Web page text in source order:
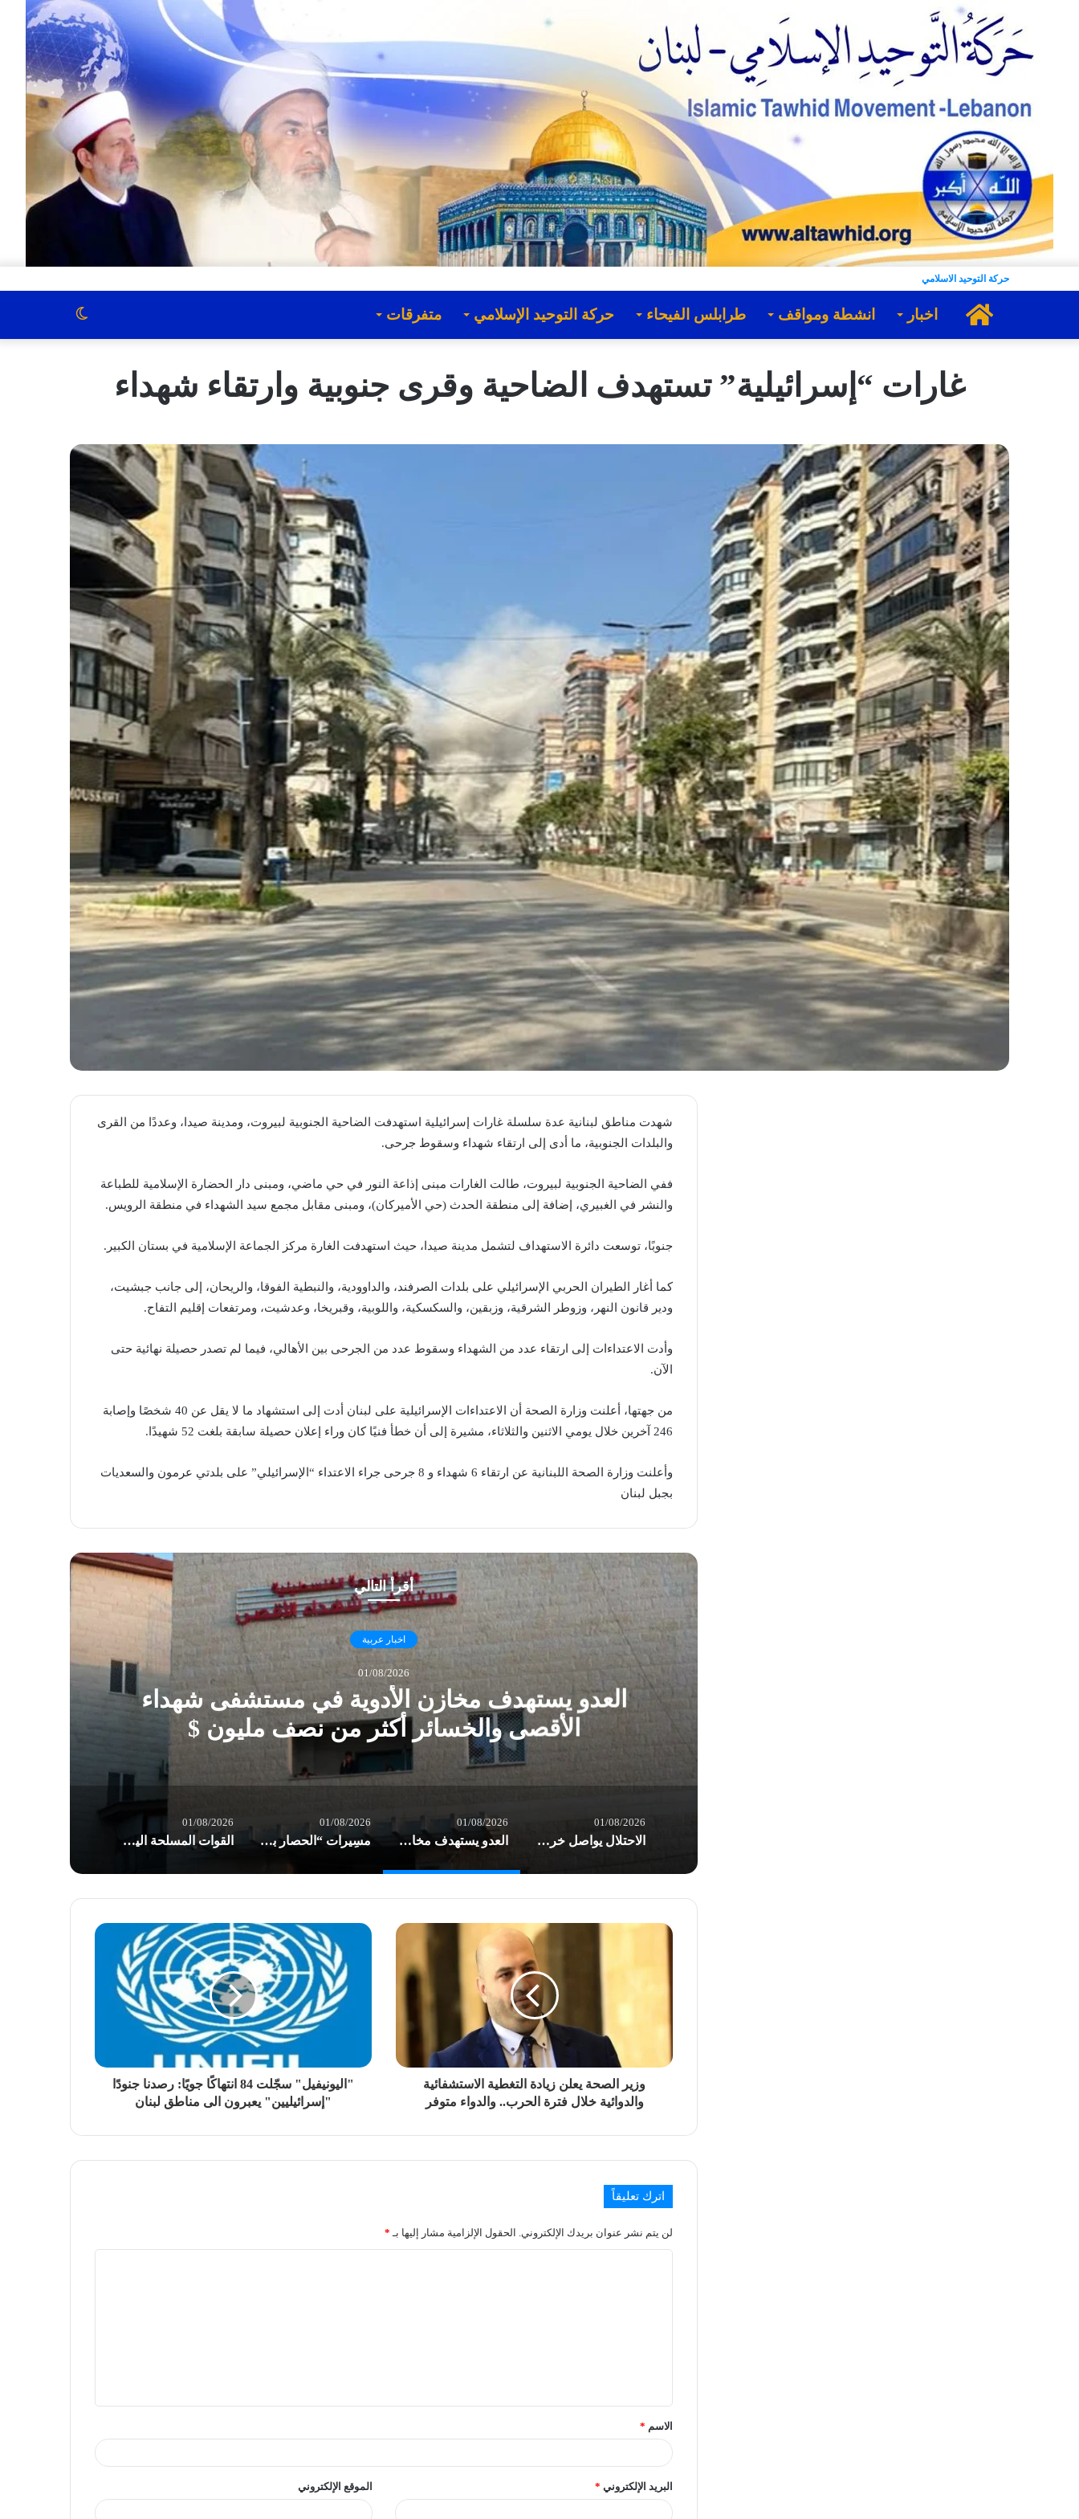
حركة التوحيد الاسلامي
الرئيسية
اخبار انشطة ومواقف طرابلس الفيحاء حركة التوحيد الإسلامي متفرقات الوضع
غارات “إسرائيلية” تستهدف الضاحية وقرى جنوبية وارتقاء شهداء
شهدت مناطق لبنانية عدة سلسلة غارات إسرائيلية استهدفت الضاحية الجنوبية لبيروت، ومدينة صيدا، وعددًا من القرى
والبلدات الجنوبية، ما أدى إلى ارتقاء شهداء وسقوط جرحى.
ففي الضاحية الجنوبية لبيروت، طالت الغارات مبنى إذاعة النور في حي ماضي، ومبنى دار الحضارة الإسلامية للطباعة
والنشر في الغبيري، إضافة إلى منطقة الحدث (حي الأميركان)، ومبنى مقابل مجمع سيد الشهداء في منطقة الرويس.
جنوبًا، توسعت دائرة الاستهداف لتشمل مدينة صيدا، حيث استهدفت الغارة مركز الجماعة الإسلامية في بستان الكبير.
كما أغار الطيران الحربي الإسرائيلي على بلدات الصرفند، والداوودية، والنبطية الفوقا، والريحان، إلى جانب جبشيت،
ودير قانون النهر، وزوطر الشرقية، وزبقين، والسكسكية، واللوبية، وقبريخا، وعدشيت، ومرتفعات إقليم التفاح.
وأدت الاعتداءات إلى ارتقاء عدد من الشهداء وسقوط عدد من الجرحى بين الأهالي، فيما لم تصدر حصيلة نهائية حتى
الآن.
من جهتها، أعلنت وزارة الصحة أن الاعتداءات الإسرائيلية على لبنان أدت إلى استشهاد ما لا يقل عن 40 شخصًا وإصابة
246 آخرين خلال يومي الاثنين والثلاثاء، مشيرة إلى أن خطأ فنيًا كان وراء إعلان حصيلة سابقة بلغت 52 شهيدًا.
وأعلنت وزارة الصحة اللبنانية عن ارتقاء 6 شهداء و 8 جرحى جراء الاعتداء “الإسرائيلي” على بلدتي عرمون والسعديات
بجبل لبنان
أقرأ التالي
اخبار عربية
01/08/2026
العدو يستهدف مخازن الأدوية في مستشفى شهداء
الأقصى والخسائر أكثر من نصف مليون $
01/08/2026
الاحتلال يواصل خرق الهدنة في غزة.. شهداء وعشرات الإصابات بغارات العدو
01/08/2026
العدو يستهدف مخازن الأدوية في مستشفى شهداء الأقصى والخسائر أكثر من نصف مليون $
01/08/2026
مسِيرات “الحصار بالحصار والتصعيد بالتصعيد” في صنعاء: مستعدون لأثمان المعركة
01/08/2026
القوات المسلحة اليمنية: إجبار 8 سفن نفطية للعدو السعودي على تغيير مسارها
وزير الصحة يعلن زيادة التغطية الاستشفائية
والدوائية خلال فترة الحرب.. والدواء متوفر
"اليونيفيل" سجّلت 84 انتهاكًا جويًا: رصدنا جنودًا
"إسرائيليين" يعبرون الى مناطق لبنان
اترك تعليقاً
لن يتم نشر عنوان بريدك الإلكتروني. الحقول الإلزامية مشار إليها بـ *
الاسم *
البريد الإلكتروني * الموقع الإلكتروني